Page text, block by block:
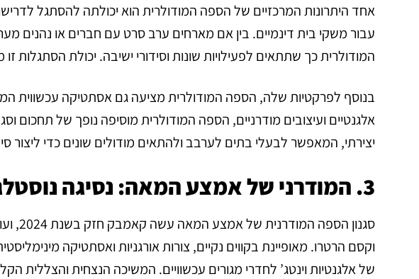
אחד היתרונות המרכזיים של הספה המודולרית הוא יכולתה להסתגל
עבור משקי בית דינמיים. בין אם מארחים ערב סרט עם חברים או נהנים
המודולרית כך שתתאים לפעילויות שונות וסידורי ישיבה. יכולת הסתגלות
בנוסף לפרקטיות שלה, הספה המודולרית מציעה גם אסתטיקה עכשווית
אלגנטיים ועיצובים מודרניים, הספה המודולרית מוסיפה נופך של תחכום
יצירתי, המאפשר לבעלי בתים לערבב ולהתאים מודולים שונים כדי ליצור
3. המודרני של אמצע המאה: נסיגה נוסטלגית?
סגנון
של אלגנטיות וינטג’ לחדרי מגורים עכשוויים. המשיכה הנצחית והצללית